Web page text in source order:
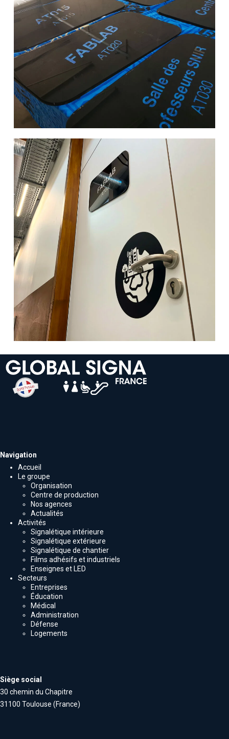
Navigation
Accueil
Le groupe
Organisation
Centre de production
Nos agences
Actualités
Activités
Signalétique intérieure
Signalétique extérieure
Signalétique de chantier
Films adhésifs et industriels
Enseignes et LED
Secteurs
Entreprises
Éducation
Médical
Administration
Défense
Logements
Siège social
30 chemin du Chapitre
31100 Toulouse (France)